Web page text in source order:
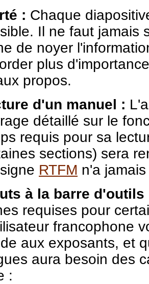
: Chaque
Il ne faut jamais
de noyer
plus
propos.
d'un manuel :
détaillé sur le
requis pour sa
sections) sera
RTFM n'a
à la barre d'outils
requises pour
francophone
aux exposants, et
aura besoin des
: